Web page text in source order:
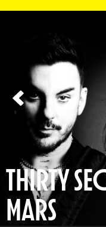
THIRTY
MARS